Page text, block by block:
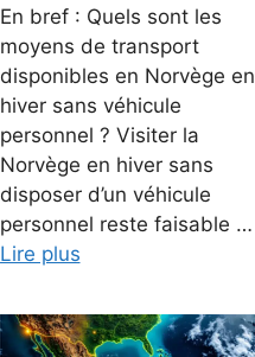
En bref : Quels sont les
moyens de transport
disponibles en Norvège en
hiver sans véhicule
personnel ? Visiter la
Norvège en hiver sans
disposer d’un véhicule
personnel reste faisable …
Lire plus